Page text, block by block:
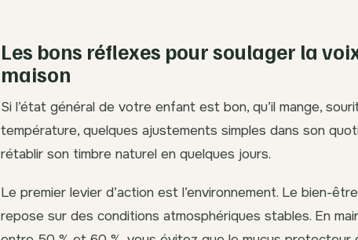
Les bons réflexes pour soulager la
maison
Si l’état général de votre enfant est bon, qu’il mange,
température, quelques ajustements simples dans son
rétablir son timbre naturel en quelques jours.
Le premier levier d’action est l’environnement. Le bien-
repose sur des conditions atmosphériques stables. En